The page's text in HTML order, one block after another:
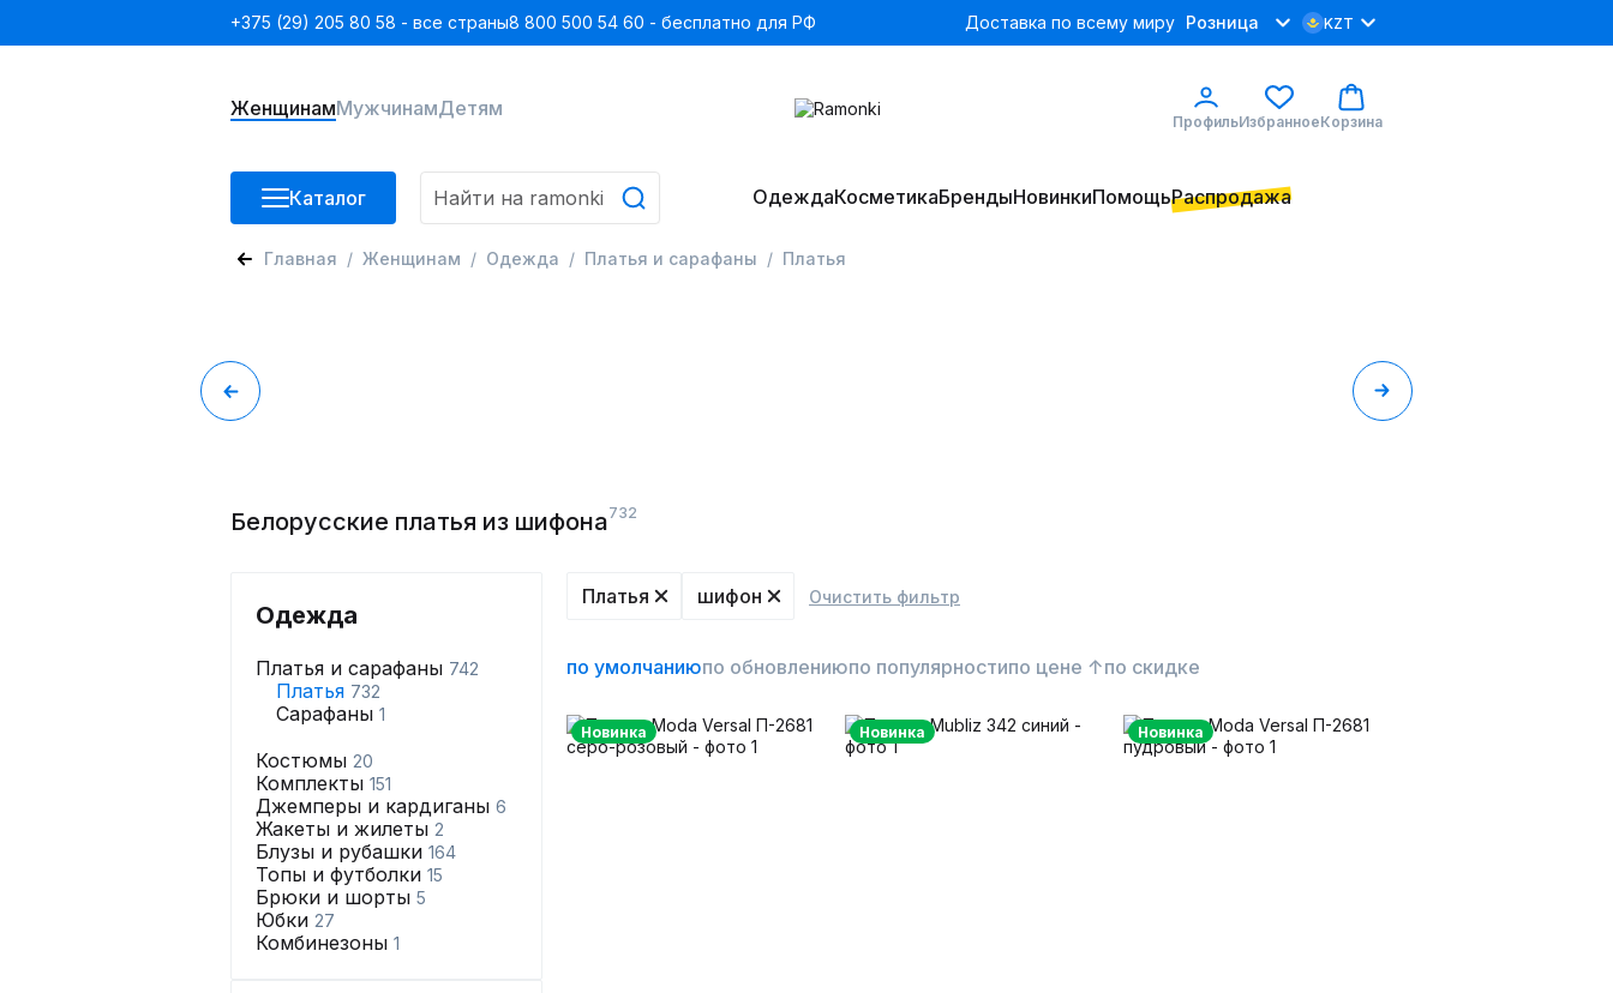
+375 (29) 205 80 58 - все страны8 800 500 54 60 - бесплатно для РФ Доставка по всему миру Розница KZT
ЖенщинамМужчинамДетям
ПрофильИзбранноеКорзина
Каталог ОдеждаКосметикаБрендыНовинкиПомощьРаспродажа
Главная Женщинам Одежда Платья и сарафаны Платья
Белорусские платья из шифона732
Одежда
Платья и сарафаны 742
Платья 732
Сарафаны 1
Костюмы 20
Комплекты 151
Джемперы и кардиганы 6
Жакеты и жилеты 2
Блузы и рубашки 164
Топы и футболки 15
Брюки и шорты 5
Юбки 27
Комбинезоны 1
Платья шифон Очистить фильтр
по умолчаниюпо обновлениюпо популярностипо цене ↑по скидке
Новинка Новинка Новинка